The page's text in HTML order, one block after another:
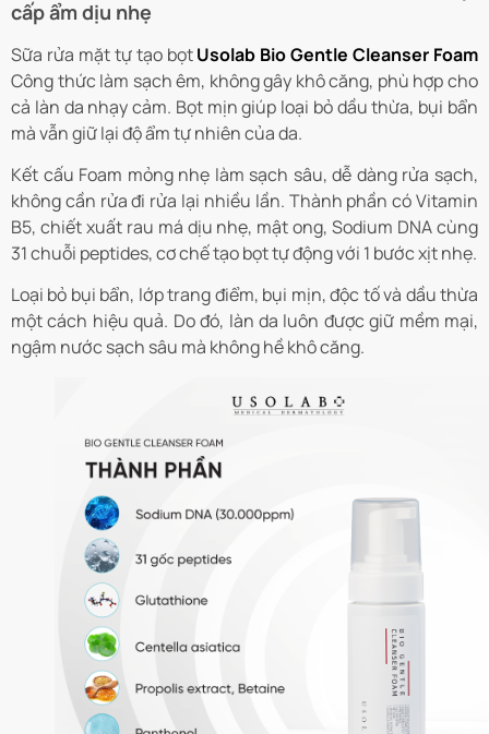
cấp ẩm dịu nhẹ
Sữa rửa mặt tự tạo bọtUsolab Bio Gentle Cleanser Foam
Công thức làm sạch êm, không gây khô căng, phù hợp cho
cả làn da nhạy cảm. Bọt mịn giúp loại bỏ dầu thừa, bụi bẩn
mà vẫn giữ lại độ ẩm tự nhiên của da.
Kết cấu Foam mỏng nhẹ làm sạch sâu, dễ dàng rửa sạch,
không cần rửa đi rửa lại nhiều lần. Thành phần có Vitamin
B5, chiết xuất rau má dịu nhẹ, mật ong, Sodium DNA cùng
31 chuỗi peptides, cơ chế tạo bọt tự động với 1 bước xịt nhẹ.
Loại bỏ bụi bẩn, lớp trang điểm, bụi mịn, độc tố và dầu thừa
một cách hiệu quả. Do đó, làn da luôn được giữ mềm mại,
ngậm nước sạch sâu mà không hề khô căng.